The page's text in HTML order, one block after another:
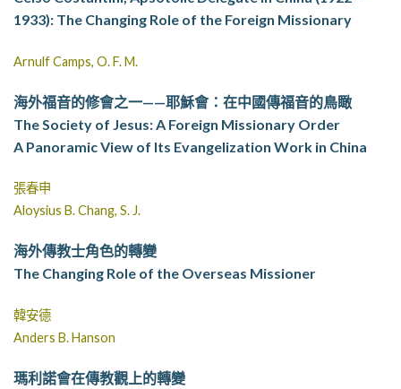
1933): The Changing Role of the Foreign Missionary
Arnulf Camps, O. F. M.
海外福音的修會之一——耶穌會：在中國傳福音的鳥瞰
The Society of Jesus: A Foreign Missionary Order
A Panoramic View of Its Evangelization Work in China
張春申
Aloysius B. Chang, S. J.
海外傳教士角色的轉變
The Changing Role of the Overseas Missioner
韓安德
Anders B. Hanson
瑪利諾會在傳教觀上的轉變